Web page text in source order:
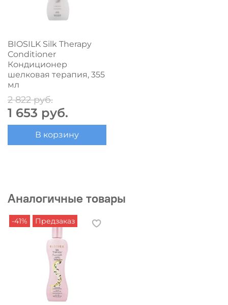
BIOSILK Silk Therapy
Conditioner
Кондиционер
шелковая терапия, 355
мл
2 822 руб.
1 653 руб.
В корзину
Аналогичные товары
-41% Предзаказ